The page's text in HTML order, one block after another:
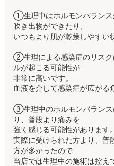
①生理中はホルモンバランス
吹き出物ができたり、
いつもより肌が乾燥しやすい
②生理による感染症のリスク
ルが起こる可能性が
非常に高いです。
血液を介して感染症が広がる
③生理中のホルモンバランス
り、普段より痛みを
強く感じる可能性があります。
実際に受けられた方より、普
方が多かったので
当店では生理中の施術は控え